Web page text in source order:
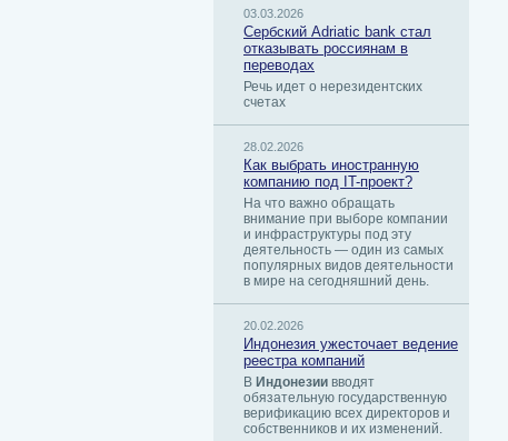
03.03.2026
Сербский ​Adriatic bank стал
отказывать россиянам в
переводах
Речь идет о нерезидентских
счетах
28.02.2026
Как выбрать иностранную
компанию под IT-проект?
На что важно обращать
внимание при выборе компании
и инфраструктуры под эту
деятельность — один из самых
популярных видов деятельности
в мире на сегодняшний день.
20.02.2026
Индонезия ужесточает ведение
реестра компаний
В Индонезии вводят
обязательную государственную
верификацию всех директоров и
собственников и их изменений.